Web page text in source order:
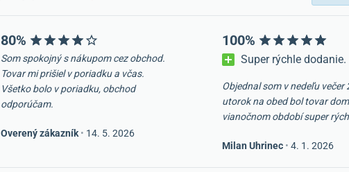
80%
Som spokojný s nákupom cez obchod.
Tovar mi prišiel v poriadku a včas.
Všetko bolo v poriadku, obchod
odporúčam.
Overený zákazník • 14. 5. 2026
100%
Super rýchle dodanie.
Objednal som v nedeľu večer
utorok na obed bol tovar
vianočnom období super
Milan Uhrinec • 4. 1. 2026